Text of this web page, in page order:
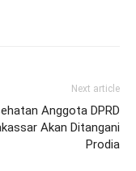
Next article
Anggota DPRD
Akan Ditangani
Prodia